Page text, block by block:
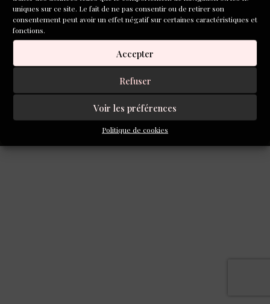
uniques sur ce site. Le fait de ne pas consentir ou de retirer son
consentement peut avoir un effet négatif sur certaines caractéristiques et
fonctions.
Accepter
Refuser
Voir les préférences
Politique de cookies
REMONTER
©2025 TOUS DROITS RÉSERVÉS L’INVENTOIRE